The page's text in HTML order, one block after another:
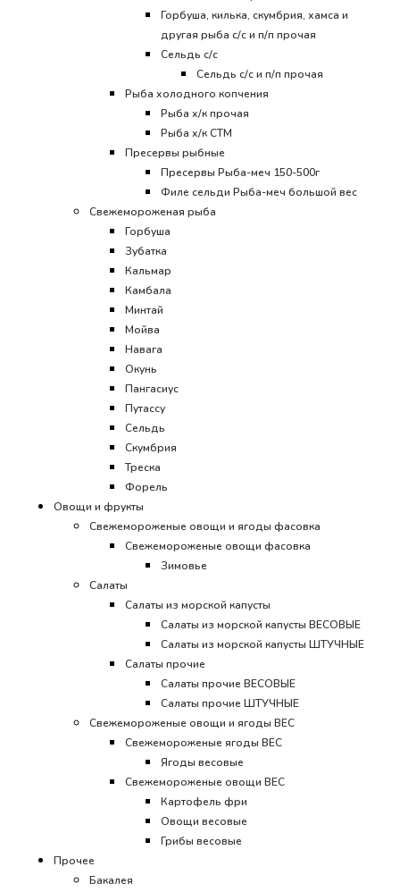
Горбуша, килька, скумбрия, хамса и
другая рыба с/с и п/п прочая
Сельдь с/с
Сельдь с/с и п/п прочая
Рыба холодного копчения
Рыба х/к прочая
Рыба х/к СТМ
Пресервы рыбные
Пресервы Рыба-меч 150-500г
Филе сельди Рыба-меч большой вес
Свежемороженая рыба
Горбуша
Зубатка
Кальмар
Камбала
Минтай
Мойва
Навага
Окунь
Пангасиус
Путассу
Сельдь
Скумбрия
Треска
Форель
Овощи и фрукты
Свежемороженые овощи и ягоды фасовка
Свежемороженые овощи фасовка
Зимовье
Салаты
Салаты из морской капусты
Салаты из морской капусты ВЕСОВЫЕ
Салаты из морской капусты ШТУЧНЫЕ
Салаты прочие
Салаты прочие ВЕСОВЫЕ
Салаты прочие ШТУЧНЫЕ
Свежемороженые овощи и ягоды ВЕС
Свежемороженые ягоды ВЕС
Ягоды весовые
Свежемороженые овощи ВЕС
Картофель фри
Овощи весовые
Грибы весовые
Прочее
Бакалея